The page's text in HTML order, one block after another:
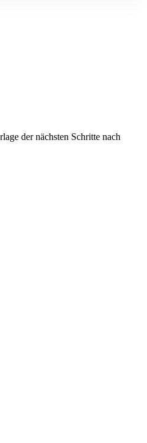
der nächsten Schritte nach